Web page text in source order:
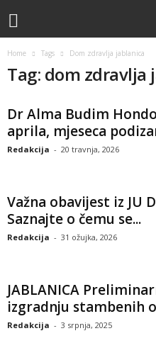
Home Tags Dom zdravlja jablanica
Tag: dom zdravlja
Dr Alma Budim
aprila, mjeseca
Redakcija - 20 travnja, 2026
Važna obavijest iz JU
Saznajte o čemu se...
Redakcija - 31 ožujka, 2026
JABLANICA
izgradnju stambenih
Redakcija - 3 srpnja, 2025